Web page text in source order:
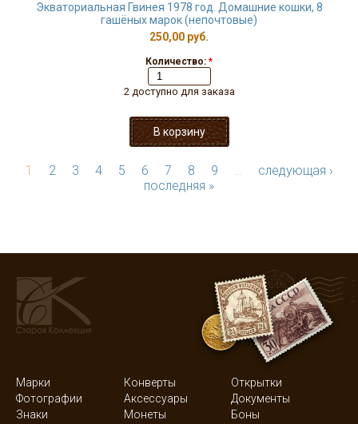
Экваториальная Гвинея 1978 год. Домашние кошки, 8
гашёных марок (непочтовые)
250,00 руб.
Количество: *
2 доступно для заказа
1 2 3 4 5 6 7 8 9 …
следующая ›
последняя »
Марки Конверты
Открытки
Фотографии
Аксессуары
Документы
Знаки
Монеты Боны